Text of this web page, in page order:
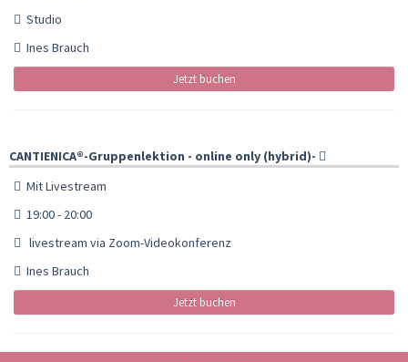
Studio
Ines Brauch
Jetzt buchen
CANTIENICA®️-Gruppenlektion - online only (hybrid)-
Mit Livestream
19:00 - 20:00
livestream via Zoom-Videokonferenz
Ines Brauch
Jetzt buchen